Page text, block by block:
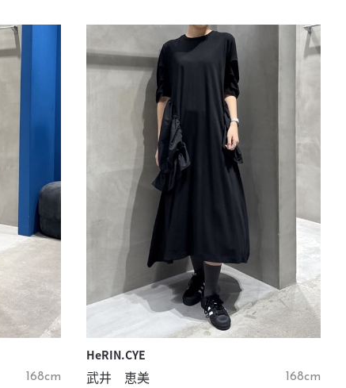
168cm
HeRIN.CYE
武井 恵美 168cm